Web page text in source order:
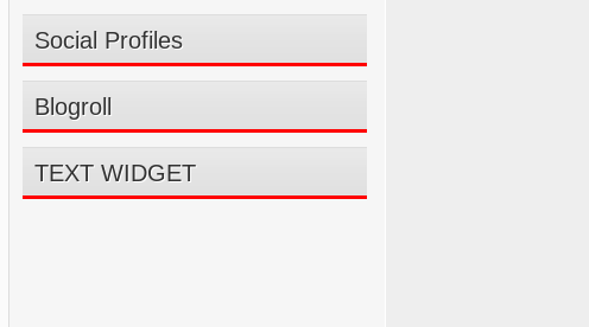
Social Profiles
Blogroll
TEXT WIDGET